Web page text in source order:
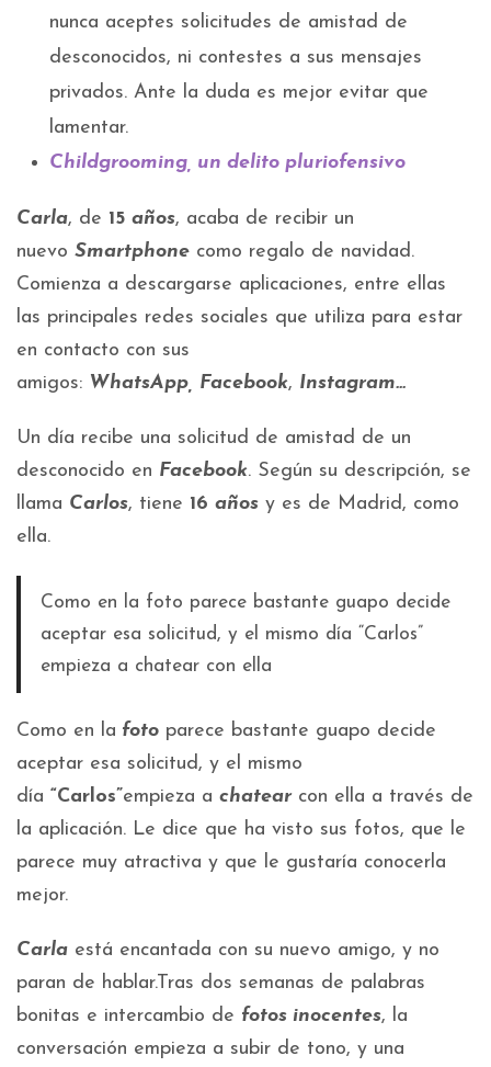
nunca aceptes solicitudes de amistad de
desconocidos, ni contestes a sus mensajes
privados. Ante la duda es mejor evitar que
lamentar.
Childgrooming, un delito pluriofensivo
Carla, de 15 años, acaba de recibir un
nuevo Smartphone como regalo de navidad.
Comienza a descargarse aplicaciones, entre ellas
las principales redes sociales que utiliza para estar
en contacto con sus
amigos: WhatsApp, Facebook, Instagram…
Un día recibe una solicitud de amistad de un
desconocido en Facebook. Según su descripción, se
llama Carlos, tiene 16 años y es de Madrid, como
ella.
Como en la foto parece bastante guapo decide
aceptar esa solicitud, y el mismo día “Carlos”
empieza a chatear con ella
Como en la foto parece bastante guapo decide
aceptar esa solicitud, y el mismo
día “Carlos”empieza a chatear con ella a través de
la aplicación. Le dice que ha visto sus fotos, que le
parece muy atractiva y que le gustaría conocerla
mejor.
Carla está encantada con su nuevo amigo, y no
paran de hablar.Tras dos semanas de palabras
bonitas e intercambio de fotos inocentes, la
conversación empieza a subir de tono, y una